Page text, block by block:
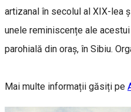
artizanal în secolul al XIX-lea
unele reminiscențe ale
parohială din oraș, în Sibiu.
Mai multe informații găsiți pe